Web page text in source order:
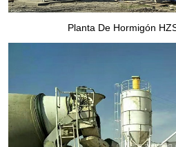
Planta De Hormigón